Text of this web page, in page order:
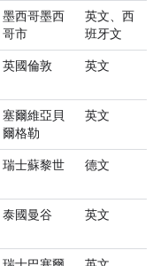
墨西哥墨西
哥市
英文、西
班牙文
英國倫敦 英文
塞爾維亞貝
爾格勒
英文
瑞士蘇黎世 德文
泰國曼谷 英文